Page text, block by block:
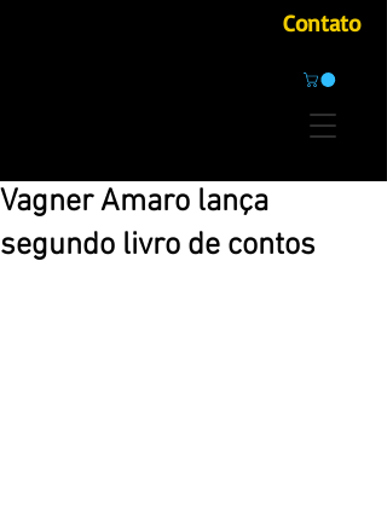
Contato
Vagner Amaro lança
segundo livro de contos